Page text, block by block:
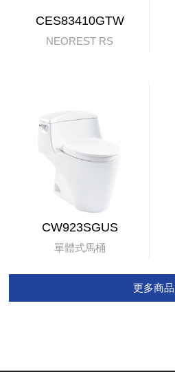
CES83410GTW
NEOREST RS
CW923SGUS
單體式馬桶
更多商品